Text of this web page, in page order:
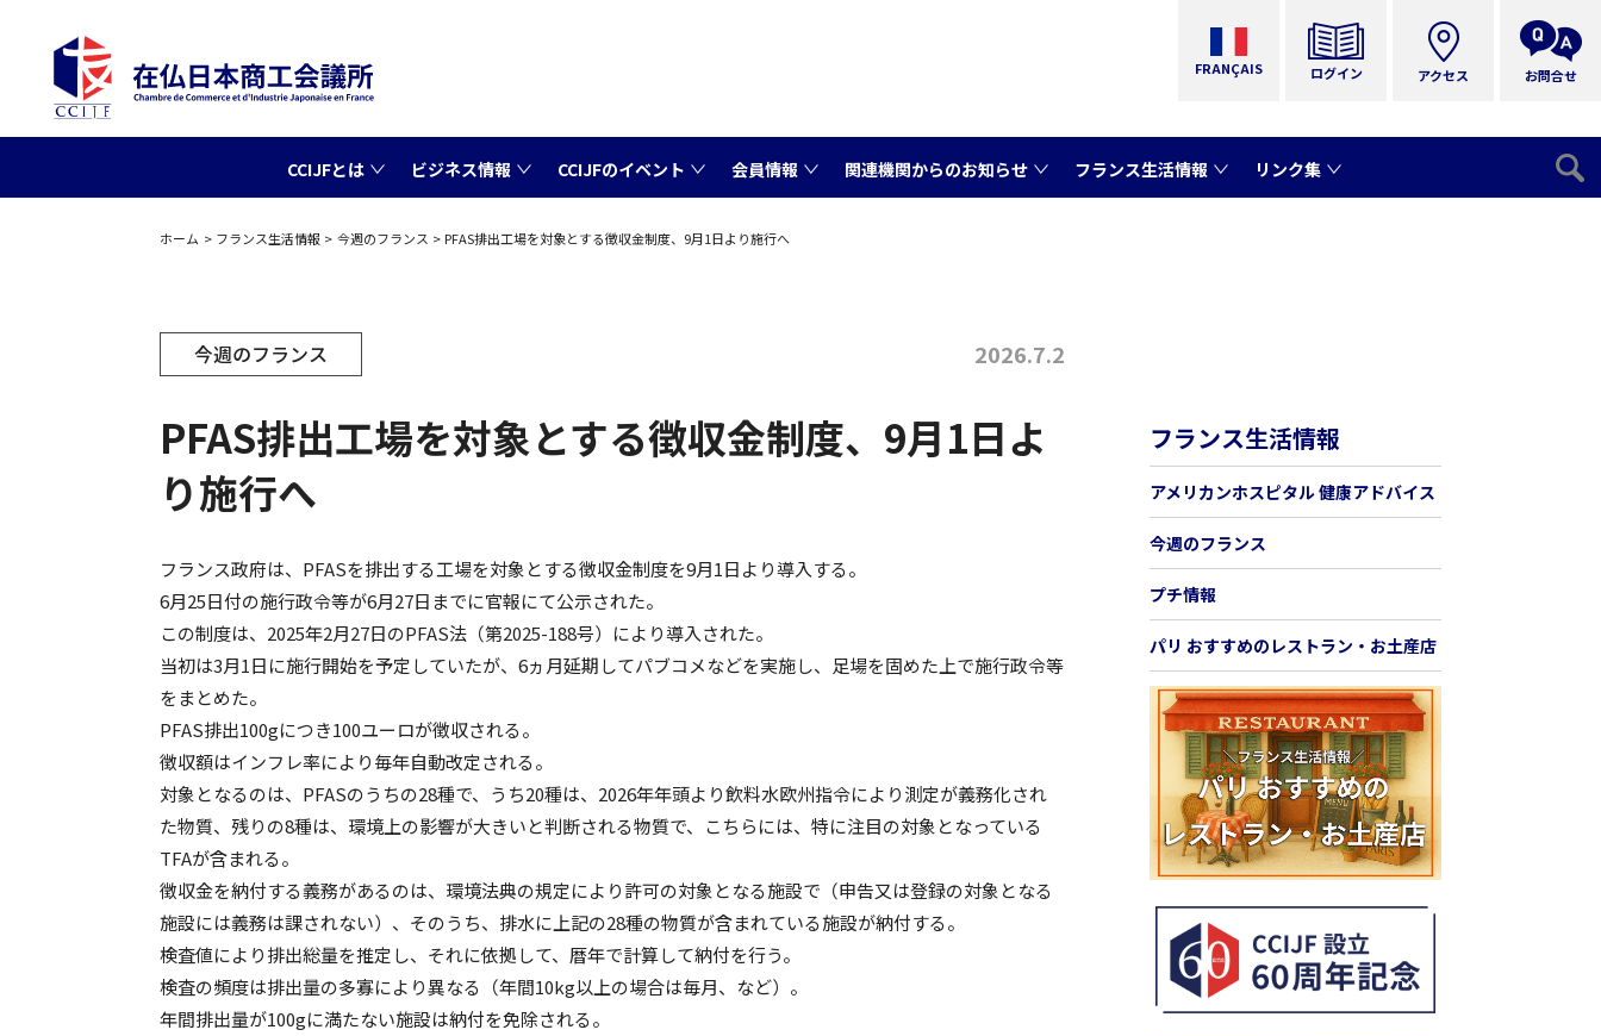
FRANÇAIS ログイン
CCIJFとは ビジネス情報 CCIJFのイベント 会員情報 関連機関からのお知らせ フランス生活情報 リンク集
アクセス お問合せ
ホーム フランス生活情報 今週のフランス PFAS排出工場を対象とする徴収金制度、9月1日より施行へ
今週のフランス 2026.7.2
PFAS排出工場を対象とする徴収金制度、9月1日よ
り施行へ
フランス政府は、PFASを排出する工場を対象とする徴収金制度を9月1日より導入する。
6月25日付の施行政令等が6月27日までに官報にて公示された。
この制度は、2025年2月27日のPFAS法（第2025-188号）により導入された。
当初は3月1日に施行開始を予定していたが、6ヵ月延期してパブコメなどを実施し、足場を固めた上で施行政令等
をまとめた。
PFAS排出100gにつき100ユーロが徴収される。
徴収額はインフレ率により毎年自動改定される。
対象となるのは、PFASのうちの28種で、うち20種は、2026年年頭より飲料水欧州指令により測定が義務化され
た物質、残りの8種は、環境上の影響が大きいと判断される物質で、こちらには、特に注目の対象となっている
TFAが含まれる。
徴収金を納付する義務があるのは、環境法典の規定により許可の対象となる施設で（申告又は登録の対象となる
施設には義務は課されない）、そのうち、排水に上記の28種の物質が含まれている施設が納付する。
検査値により排出総量を推定し、それに依拠して、暦年で計算して納付を行う。
検査の頻度は排出量の多寡により異なる（年間10kg以上の場合は毎月、など）。
年間排出量が100gに満たない施設は納付を免除される。
フランス生活情報
アメリカンホスピタル 健康アドバイス
今週のフランス
プチ情報
パリ おすすめのレストラン・お土産店